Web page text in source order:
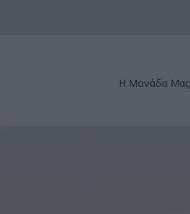
Η Μονάδα Μας